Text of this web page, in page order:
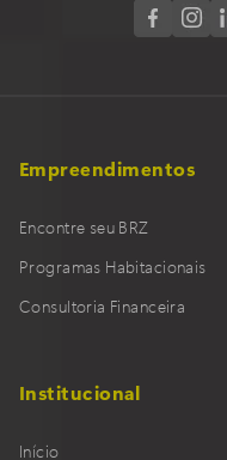
Encontre seu BRZ
Programas Habitacionais
Consultoria Financeira
Início
Conheça a BRZ